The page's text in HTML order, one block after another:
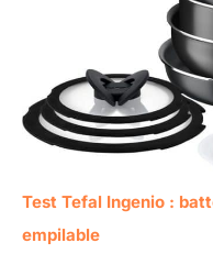
Test Tefal Ingenio :
empilable